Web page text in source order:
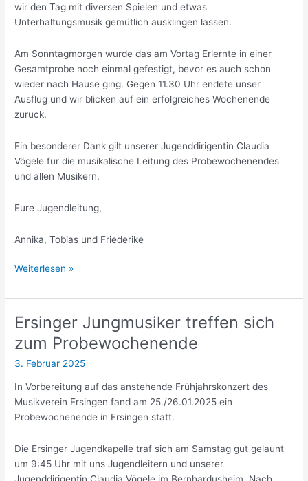
wir den Tag mit diversen Spielen und etwas
Unterhaltungsmusik gemütlich ausklingen lassen.
Am Sonntagmorgen wurde das am Vortag Erlernte in einer
Gesamtprobe noch einmal gefestigt, bevor es auch schon
wieder nach Hause ging. Gegen 11.30 Uhr endete unser
Ausflug und wir blicken auf ein erfolgreiches Wochenende
zurück.
Ein besonderer Dank gilt unserer Jugenddirigentin Claudia
Vögele für die musikalische Leitung des Probewochenendes
und allen Musikern.
Eure Jugendleitung,
Annika, Tobias und Friederike
Rückblick
Jugendkapelle
Weiterlesen »
Ersinger Jungmusiker treffen sich
zum Probewochenende
3. Februar 2025
In Vorbereitung auf das anstehende Frühjahrskonzert des
Musikverein Ersingen fand am 25./26.01.2025 ein
Probewochenende in Ersingen statt.
Die Ersinger Jugendkapelle traf sich am Samstag gut gelaunt
um 9:45 Uhr mit uns Jugendleitern und unserer